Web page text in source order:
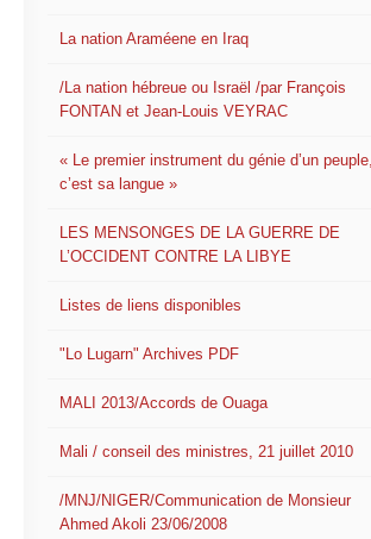
La nation Araméene en Iraq
/La nation hébreue ou Israël /par François
FONTAN et Jean-Louis VEYRAC
« Le premier instrument du génie d’un peuple,
c’est sa langue »
LES MENSONGES DE LA GUERRE DE
L’OCCIDENT CONTRE LA LIBYE
Listes de liens disponibles
"Lo Lugarn" Archives PDF
MALI 2013/Accords de Ouaga
Mali / conseil des ministres, 21 juillet 2010
/MNJ/NIGER/Communication de Monsieur
Ahmed Akoli 23/06/2008